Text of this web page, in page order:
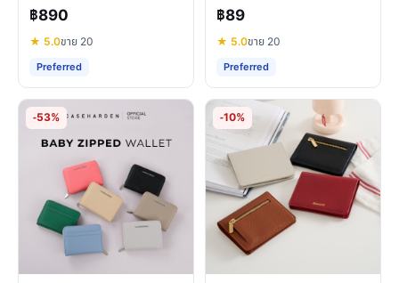
สไตล์น่ารัก พกพาสะดวก
฿890
★ 5.0ขาย 20
Preferred
ง่ายสำหรับผู้หญิง
฿89
★ 5.0ขาย 20
Preferred
-53% -10%